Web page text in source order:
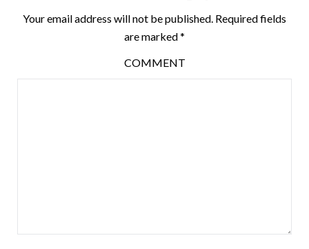
Your email address will not be published. Required fields
are marked*
COMMENT